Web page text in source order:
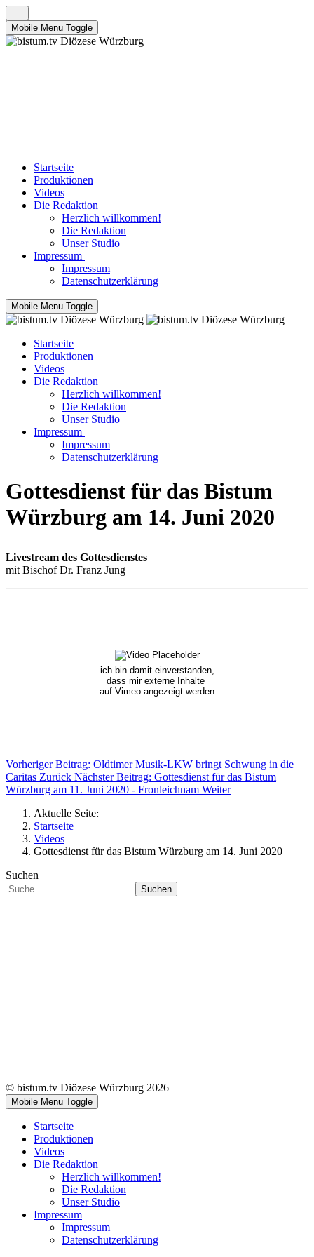
Mobile Menu Toggle
Startseite
Produktionen
Videos
Die Redaktion
Herzlich willkommen!
Die Redaktion
Unser Studio
Impressum
Impressum
Datenschutzerklärung
Mobile Menu Toggle
Startseite
Produktionen
Videos
Die Redaktion
Herzlich willkommen!
Die Redaktion
Unser Studio
Impressum
Impressum
Datenschutzerklärung
Gottesdienst für das Bistum
Würzburg am 14. Juni 2020
Livestream des Gottesdienstes
mit Bischof Dr. Franz Jung
ich bin damit einverstanden,
dass mir externe Inhalte
auf Vimeo angezeigt werden
Vorheriger Beitrag: Oldtimer Musik-LKW bringt Schwung in die
Caritas Zurück Nächster Beitrag: Gottesdienst für das Bistum
Würzburg am 11. Juni 2020 - Fronleichnam Weiter
Aktuelle Seite:
Startseite
Videos
Gottesdienst für das Bistum Würzburg am 14. Juni 2020
Suchen
Suchen
© bistum.tv Diözese Würzburg 2026
Mobile Menu Toggle
Startseite
Produktionen
Videos
Die Redaktion
Herzlich willkommen!
Die Redaktion
Unser Studio
Impressum
Impressum
Datenschutzerklärung